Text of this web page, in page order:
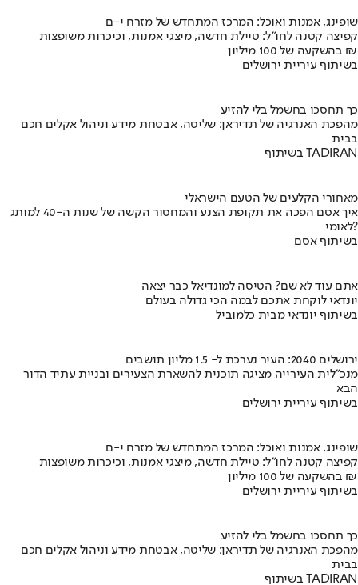
שופינג, אמנות ואוכל: המרכז המתחדש של מזרח י-ם
קפיצה קטנה לחו"ל: טיילת חדשה, מיצגי אמנות, וכיכרות משופצות
בהשקעה של 100 מיליון ₪
בשיתוף עיריית ירושלים
כך תחסכו בחשמל בלי להזיע
מהפכת האנרגיה של תדיראן: שליטה, אבטחת מידע וניהול אקלים חכם
בבית
בשיתוף TADIRAN
מאחורי הקלעים של הטעם הישראלי
איך אסם הפכה את תקופת הצנע והמחסור הקשה של שנות ה-40 למותג
לאומי?
בשיתוף אסם
אתם עוד לא שם? הטיסה למונדיאל כבר יצאה
יונדאי לוקחת אתכם לבמה הכי גדולה בעולם
בשיתוף יונדאי מבית כלמוביל
ירושלים 2040: העיר נערכת ל- 1.5 מליון תושבים
מנכ"לית העירייה מציגה תוכנית להשארת הצעירים ובניית עתיד הדור
הבא
בשיתוף עיריית ירושלים
שופינג, אמנות ואוכל: המרכז המתחדש של מזרח י-ם
קפיצה קטנה לחו"ל: טיילת חדשה, מיצגי אמנות, וכיכרות משופצות
בהשקעה של 100 מיליון ₪
בשיתוף עיריית ירושלים
כך תחסכו בחשמל בלי להזיע
מהפכת האנרגיה של תדיראן: שליטה, אבטחת מידע וניהול אקלים חכם
בבית
בשיתוף TADIRAN